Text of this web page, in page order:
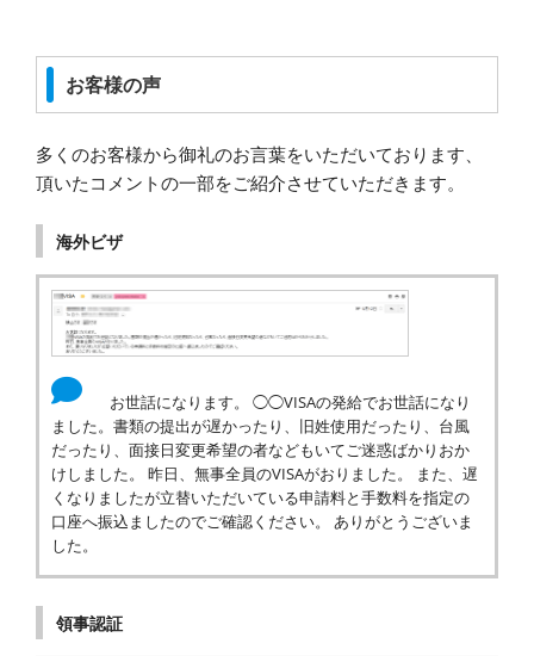
お客様の声
多くのお客様から御礼のお言葉をいただいております、
頂いたコメントの一部をご紹介させていただきます。
海外ビザ
お世話になります。 ◯◯VISAの発給でお世話になり
ました。書類の提出が遅かったり、旧姓使用だったり、台風
だったり、面接日変更希望の者などもいてご迷惑ばかりおか
けしました。 昨日、無事全員のVISAがおりました。 また、遅
くなりましたが立替いただいている申請料と手数料を指定の
口座へ振込ましたのでご確認ください。 ありがとうございま
した。
領事認証